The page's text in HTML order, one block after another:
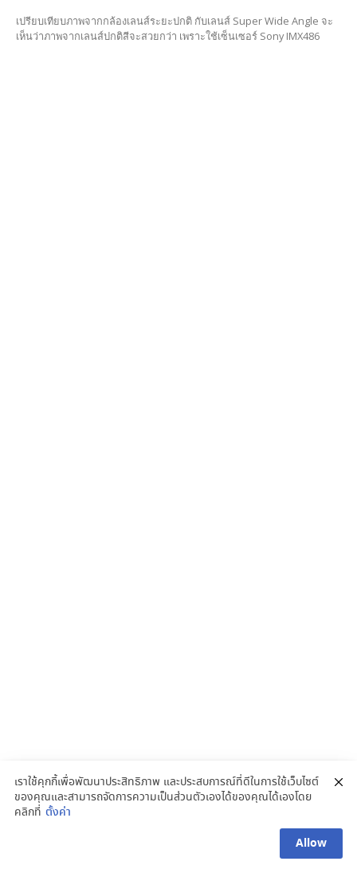
เปรียบเทียบภาพจากกล้องเลนส์ระยะปกติ กับเลนส์ Super Wide Angle จะ
เห็นว่าภาพจากเลนส์ปกติสีจะสวยกว่า เพราะใช้เซ็นเซอร์ Sony IMX486
เราใช้คุกกี้เพื่อพัฒนาประสิทธิภาพ และประสบการณ์ที่ดีในการใช้เว็บไซต์
ของคุณและสามารถจัดการความเป็นส่วนตัวเองได้ของคุณได้เองโดย
คลิกที่ ตั้งค่า
Allow